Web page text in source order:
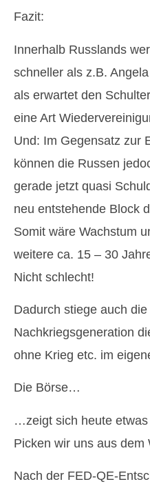
Fazit:
Innerhalb Russlands
schneller als z.B.
als erwartet den
eine Art
Und: Im Gegensatz zur
können die Russen
gerade jetzt quasi
neu entstehende Block
Somit wäre Wachstum
weitere ca. 15 – 30
Nicht schlecht!
Dadurch stiege auch
Nachkriegsgeneration
ohne Krieg etc. im
Die Börse…
…zeigt sich heute
Picken wir uns aus
Nach der FED-QE-